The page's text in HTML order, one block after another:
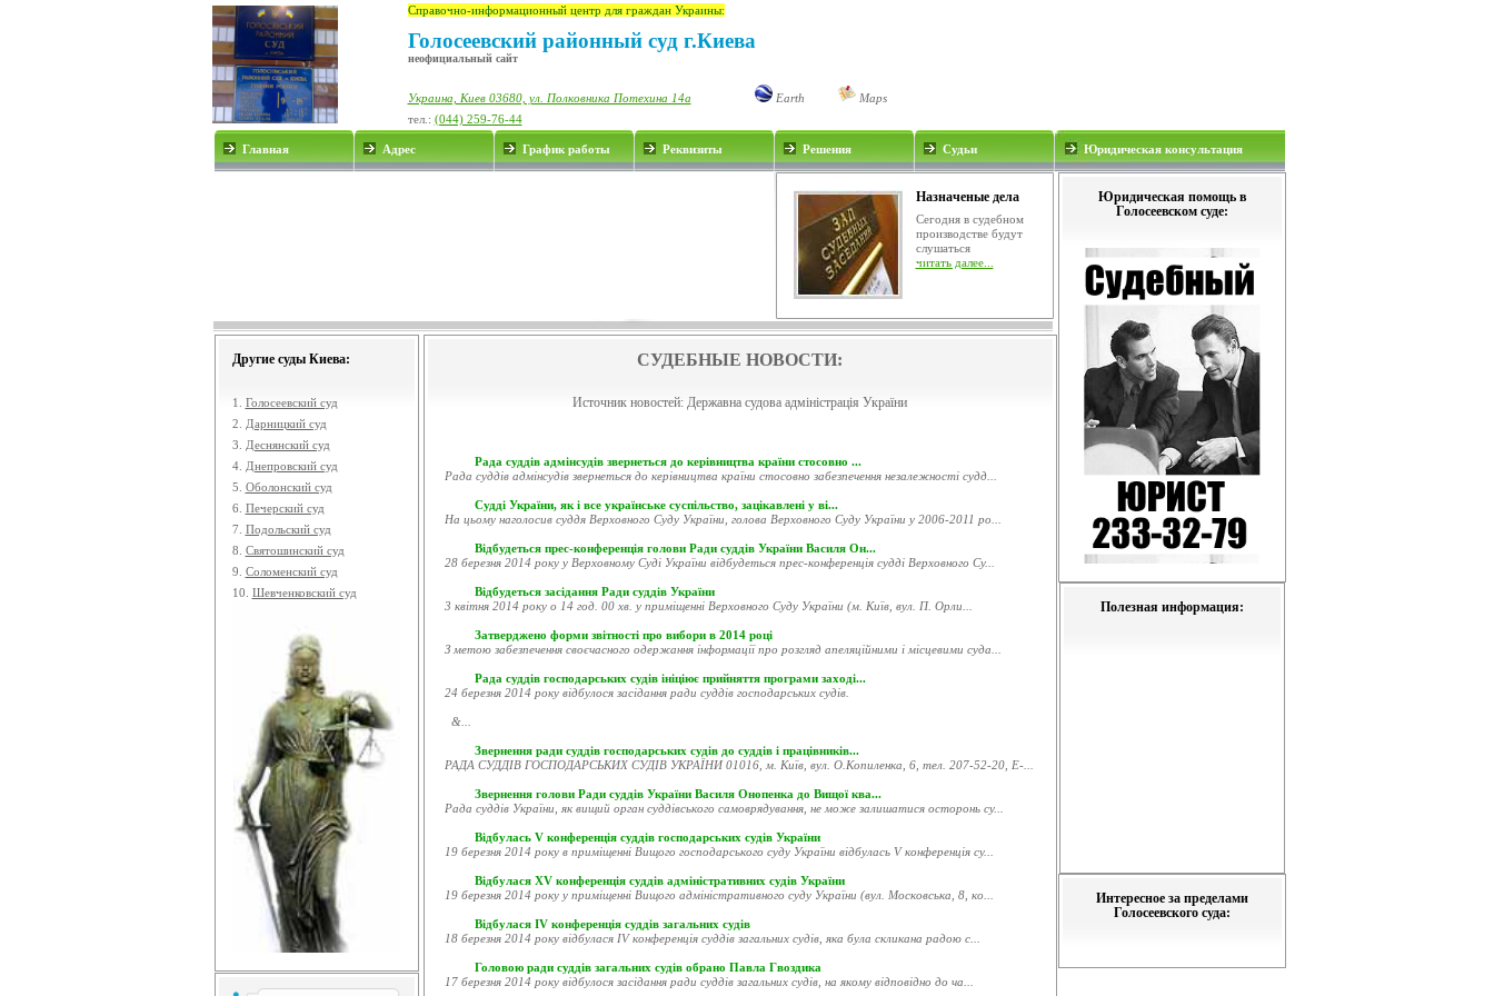
Справочно-информационный центр для граждан Украины:
Голосеевский районный суд г.Киева
неофициальный сайт
Украина, Киев 03680, ул. Полковника Потехина 14а Earth
Maps
тел.: (044) 259-76-44
Главная Адрес График работы Реквизиты Решения Судьи Юридическая консультация
Назначеные дела
Сегодня в судебном
производстве будут
слушаться
читать далее...
Юридическая помощь в
Голосеевском суде:
Полезная информация:
Интересное за пределами
Голосеевского суда:
Другие суды Киева:
1. Голосеевский суд
2.
Дарницкий суд
3.
Деснянский суд
4. Днепровский суд
5. Оболонский суд
6. Печерский суд
7. Подольский суд
8. Святошинский суд
9. Соломенский суд
10. Шевченковский суд
СУДЕБНЫЕ НОВОСТИ:
Источник новостей: Державна судова адміністрація України
Рада суддів адмінсудів звернеться до керівництва країни стосовно ...
Рада суддів адмінсудів звернеться до керівництва країни стосовно забезпечення незалежності судд...
Судді України, як і все українське суспільство, зацікавлені у ві...
На цьому наголосив суддя Верховного Суду України, голова Верховного Суду України у 2006-2011 ро...
Відбудеться прес-конференція голови Ради суддів України Василя Он...
28 березня 2014 року у Верховному Суді України відбудеться прес-конференція судді Верховного Су...
Відбудеться засідання Ради суддів України
3 квітня 2014 року о 14 год. 00 хв. у приміщенні Верховного Суду України (м. Київ, вул. П. Орли...
Затверджено форми звітності про вибори в 2014 році
З метою забезпечення своєчасного одержання інформації про розгляд апеляційними і місцевими суда...
Рада суддів господарських судів ініціює прийняття програми заході...
24 березня 2014 року відбулося засідання ради суддів господарських судів.
&...
Звернення ради суддів господарських судів до суддів і працівників...
РАДА СУДДІВ ГОСПОДАРСЬКИХ СУДІВ УКРАЇНИ 01016, м. Київ, вул. О.Копиленка, 6, тел. 207-52-20, E-...
Звернення голови Ради суддів України Василя Онопенка до Вищої ква...
Рада суддів України, як вищий орган суддівського самоврядування, не може залишатися осторонь су...
Відбулась V конференція суддів господарських судів України
19 березня 2014 року в приміщенні Вищого господарського суду України відбулась V конференція су...
Відбулася XV конференція суддів адміністративних судів України
19 березня 2014 року у приміщенні Вищого адміністративного суду України (вул. Московська, 8, ко...
Відбулася ІV конференція суддів загальних судів
18 березня 2014 року відбулася ІV конференція суддів загальних судів, яка була скликана радою с...
Головою ради суддів загальних судів обрано Павла Гвоздика
17 березня 2014 року відбулося засідання ради суддів загальних судів, на якому відповідно до ча...